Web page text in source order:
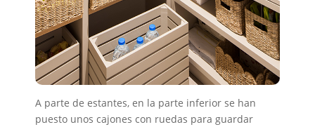
A parte de estantes, en la parte inferior se han
puesto unos cajones con ruedas para guardar